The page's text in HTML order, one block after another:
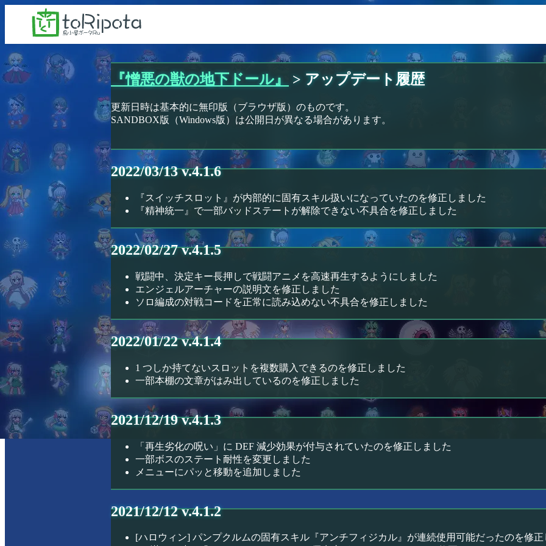
『憎悪の獣の地下ドール』 > アップデート履歴
更新日時は基本的に無印版（ブラウザ版）のものです。
SANDBOX版（Windows版）は公開日が異なる場合があります。
2022/03/13 v.4.1.6
『スイッチスロット』が内部的に固有スキル扱いになっていたのを修正しました
『精神統一』で一部バッドステートが解除できない不具合を修正しました
2022/02/27 v.4.1.5
戦闘中、決定キー長押しで戦闘アニメを高速再生するようにしました
エンジェルアーチャーの説明文を修正しました
ソロ編成の対戦コードを正常に読み込めない不具合を修正しました
2022/01/22 v.4.1.4
1 つしか持てないスロットを複数購入できるのを修正しました
一部本棚の文章がはみ出しているのを修正しました
2021/12/19 v.4.1.3
「再生劣化の呪い」に DEF 減少効果が付与されていたのを修正しました
一部ボスのステート耐性を変更しました
メニューにパッと移動を追加しました
2021/12/12 v.4.1.2
[ハロウィン] パンプクルムの固有スキル『アンチフィジカル』が連続使用可能だったのを修